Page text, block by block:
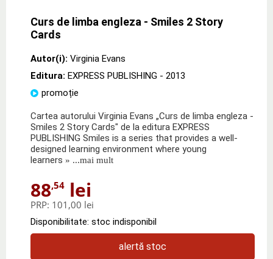
Curs de limba engleza - Smiles 2 Story
Cards
Autor(i): Virginia Evans
Editura: EXPRESS PUBLISHING - 2013
promoție
Cartea autorului Virginia Evans „Curs de limba engleza -
Smiles 2 Story Cards" de la editura EXPRESS
PUBLISHING Smiles is a series that provides a well-
designed learning environment where young
learners » ...mai mult
88,54 lei
PRP: 101,00 lei
Disponibilitate: stoc indisponibil
alertă stoc